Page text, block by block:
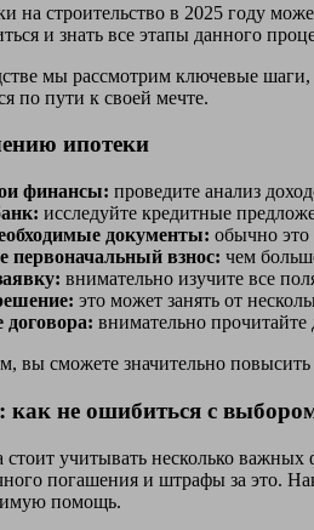
на строительство в 2025 году
и знать все этапы данного
мы рассмотрим ключевые
по пути к своей мечте.
ипотеки
финансы: проведите анализ
исследуйте кредитные
документы: обычно это
первоначальный взнос: чем
внимательно изучите все
это может занять от
договора: внимательно
вы сможете значительно
как не ошибиться с
учитывать несколько
погашения и штрафы за это.
помощь.